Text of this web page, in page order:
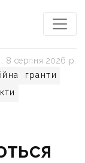
гранти
8 серпня 2026 р.